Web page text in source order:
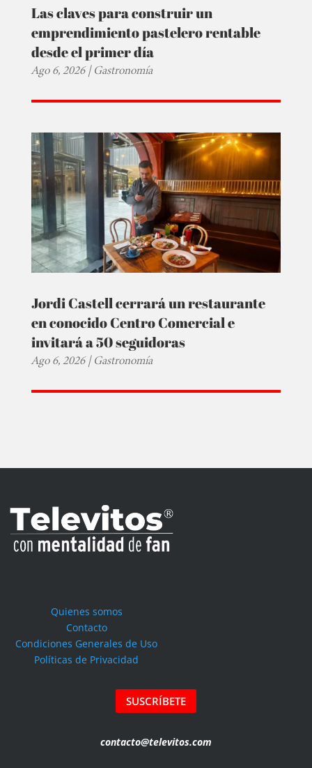
Las claves para construir un
emprendimiento pastelero rentable
desde el primer día
Ago 6, 2026|Gastronomía
Jordi Castell cerrará un restaurante
en conocido Centro Comercial e
invitará a 50 seguidoras
Ago 6, 2026|Gastronomía
Quienes somos
Contacto
Condiciones Generales de Uso
Políticas de Privacidad
SUSCRÍBETE
contacto@televitos.com